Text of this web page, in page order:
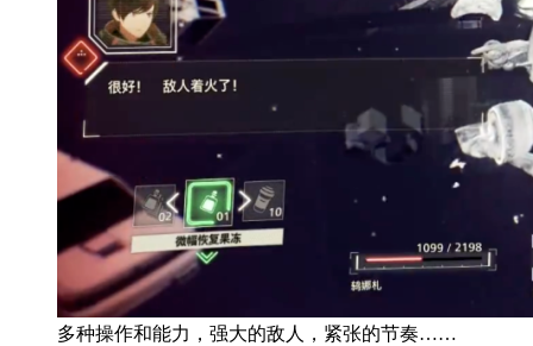
多种操作和能力，强大的敌人，紧张的节奏……